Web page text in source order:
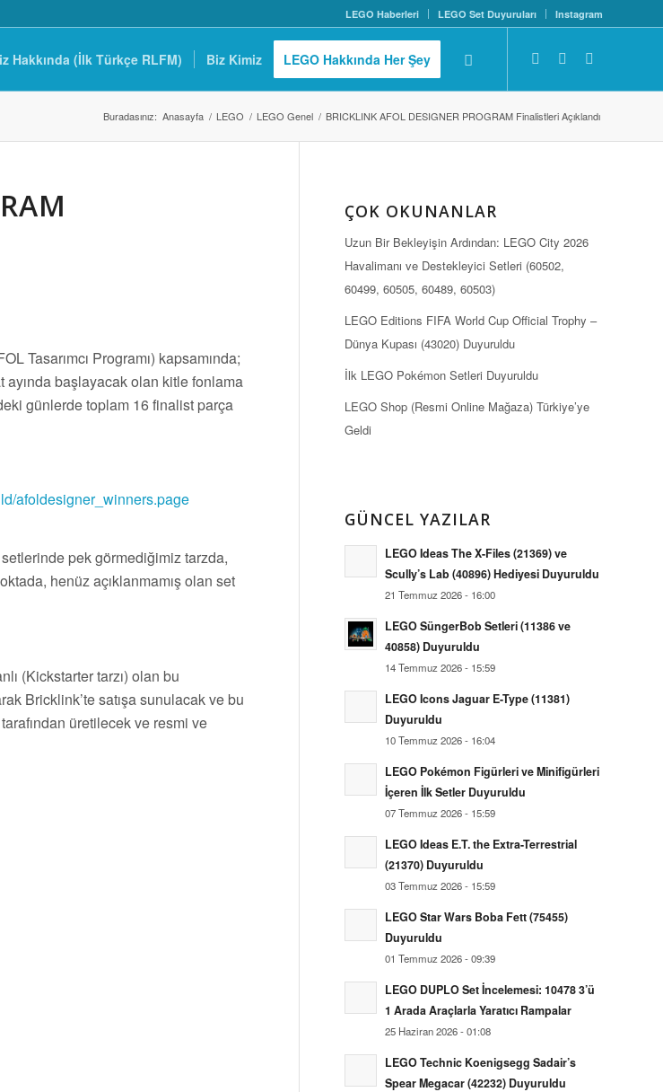
LEGO Haberleri LEGO Set Duyuruları Instagram
Hakkında (İlk Türkçe RLFM) Biz Kimiz LEGO Hakkında Her Şey
Buradasınız: Anasayfa / LEGO / LEGO Genel / BRICKLINK AFOL DESIGNER PROGRAM Finalistleri Açıklandı
Tasarımcı Programı) kapsamında;
ayında başlayacak olan kitle fonlama
günlerde toplam 16 finalist parça
afoldesigner_winners.page
pek görmediğimiz tarzda,
henüz açıklanmamış olan set
(Kickstarter tarzı) olan bu
Bricklink’te satışa sunulacak ve bu
üretilecek ve resmi ve
ÇOK OKUNANLAR
Uzun Bir Bekleyişin Ardından: LEGO City 2026
Havalimanı ve Destekleyici Setleri (60502,
60499, 60505, 60489, 60503)
LEGO Editions FIFA World Cup Official Trophy –
Dünya Kupası (43020) Duyuruldu
İlk LEGO Pokémon Setleri Duyuruldu
LEGO Shop (Resmi Online Mağaza) Türkiye’ye
Geldi
GÜNCEL YAZILAR
LEGO Ideas The X-Files (21369) ve
Scully’s Lab (40896) Hediyesi Duyuruldu
21 Temmuz 2026 - 16:00
LEGO SüngerBob Setleri (11386 ve
40858) Duyuruldu
14 Temmuz 2026 - 15:59
LEGO Icons Jaguar E-Type (11381)
Duyuruldu
10 Temmuz 2026 - 16:04
LEGO Pokémon Figürleri ve Minifigürleri
İçeren İlk Setler Duyuruldu
07 Temmuz 2026 - 15:59
LEGO Ideas E.T. the Extra-Terrestrial
(21370) Duyuruldu
03 Temmuz 2026 - 15:59
LEGO Star Wars Boba Fett (75455)
Duyuruldu
01 Temmuz 2026 - 09:39
LEGO DUPLO Set İncelemesi: 10478 3’ü
1 Arada Araçlarla Yaratıcı Rampalar
25 Haziran 2026 - 01:08
LEGO Technic Koenigsegg Sadair’s
Spear Megacar (42232) Duyuruldu